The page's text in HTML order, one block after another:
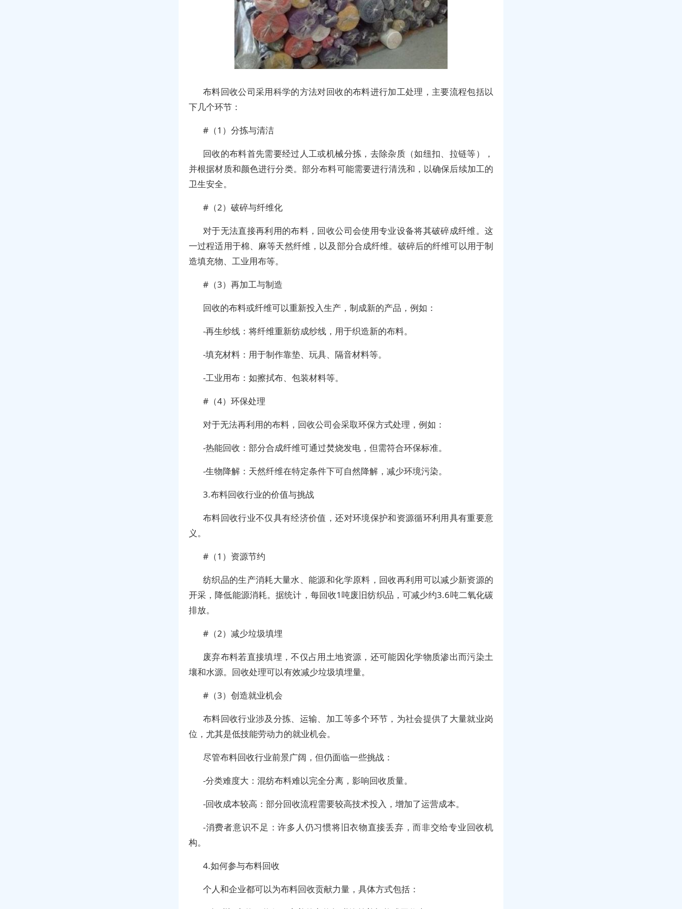
布料回收公司采用科学的方法对回收的布料进行加工处理，主要流程包括以
下几个环节：
#（1）分拣与清洁
回收的布料首先需要经过人工或机械分拣，去除杂质（如纽扣、拉链等），
并根据材质和颜色进行分类。部分布料可能需要进行清洗和，以确保后续加工的
卫生安全。
#（2）破碎与纤维化
对于无法直接再利用的布料，回收公司会使用专业设备将其破碎成纤维。这
一过程适用于棉、麻等天然纤维，以及部分合成纤维。破碎后的纤维可以用于制
造填充物、工业用布等。
#（3）再加工与制造
回收的布料或纤维可以重新投入生产，制成新的产品，例如：
-再生纱线：将纤维重新纺成纱线，用于织造新的布料。
-填充材料：用于制作靠垫、玩具、隔音材料等。
-工业用布：如擦拭布、包装材料等。
#（4）环保处理
对于无法再利用的布料，回收公司会采取环保方式处理，例如：
-热能回收：部分合成纤维可通过焚烧发电，但需符合环保标准。
-生物降解：天然纤维在特定条件下可自然降解，减少环境污染。
3.布料回收行业的价值与挑战
布料回收行业不仅具有经济价值，还对环境保护和资源循环利用具有重要意
义。
#（1）资源节约
纺织品的生产消耗大量水、能源和化学原料，回收再利用可以减少新资源的
开采，降低能源消耗。据统计，每回收1吨废旧纺织品，可减少约3.6吨二氧化碳
排放。
#（2）减少垃圾填埋
废弃布料若直接填埋，不仅占用土地资源，还可能因化学物质渗出而污染土
壤和水源。回收处理可以有效减少垃圾填埋量。
#（3）创造就业机会
布料回收行业涉及分拣、运输、加工等多个环节，为社会提供了大量就业岗
位，尤其是低技能劳动力的就业机会。
尽管布料回收行业前景广阔，但仍面临一些挑战：
-分类难度大：混纺布料难以完全分离，影响回收质量。
-回收成本较高：部分回收流程需要较高技术投入，增加了运营成本。
-消费者意识不足：许多人仍习惯将旧衣物直接丢弃，而非交给专业回收机
构。
4.如何参与布料回收
个人和企业都可以为布料回收贡献力量，具体方式包括：